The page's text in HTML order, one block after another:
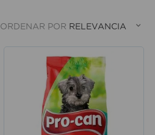
ORDENAR POR RELEVANCIA